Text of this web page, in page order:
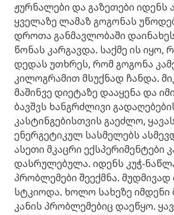
ჟურნალები და გაზეთები იდენს
ყველაზე ლამაზ გოგონას
დროთა განმავლობაში
წონას კარგავდა. საქმე ის იყო,
დედას უთხრეს, რომ გოგონა
კილოგრამით მსუქნად ჩანდა.
მაშინვე დიეტაზე დააყენა და
ბავშვს ხანგრძლივი
კასტინგებისთვის გაეძლო,
ენერგეტიკულ სასმელებს
ასეთი მკაცრი ექსპერიმენტები
დასრულებულა. იდენს კუჭ-
პრობლემები შეექმნა.
სტკიოდა. ხოლო სახეზე იმდენი
კანის პრობლემებიც დაეწყო.